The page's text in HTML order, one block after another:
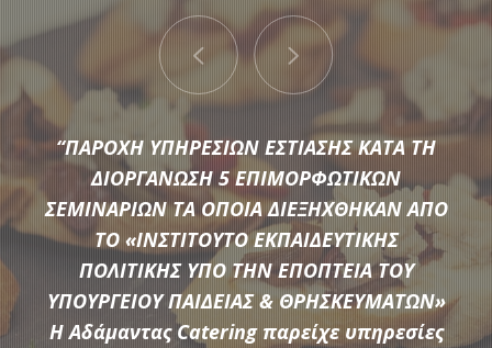
Μια μεγάλη ποικιλία από τις πιο σύγχρονες προτάσεις της
αγοράς συνθέτουν τον εξοπλισμό που διαθέτει η
Αδάμαντας Catering για να υποστηρίξουμε τις ξεχωριστές
ανάγκες κάθε εκδήλωσης.
“ΠΑΡΟΧΗ ΥΠΗΡΕΣΙΩΝ ΕΣΤΙΑΣΗΣ ΚΑΤΑ ΤΗ
ΔΙΟΡΓΑΝΩΣΗ 5 ΕΠΙΜΟΡΦΩΤΙΚΩΝ
ΣΕΜΙΝΑΡΙΩΝ ΤΑ ΟΠΟΙΑ ΔΙΕΞΗΧΘΗΚΑΝ ΑΠΟ
ΤΟ «ΙΝΣΤΙΤΟΥΤΟ ΕΚΠΑΙΔΕΥΤΙΚΗΣ
ΠΟΛΙΤΙΚΗΣ ΥΠΟ ΤΗΝ ΕΠΟΠΤΕΙΑ ΤΟΥ
ΥΠΟΥΡΓΕΙΟΥ ΠΑΙΔΕΙΑΣ & ΘΡΗΣΚΕΥΜΑΤΩΝ»
Η Αδάμαντας Catering παρείχε υπηρεσίες